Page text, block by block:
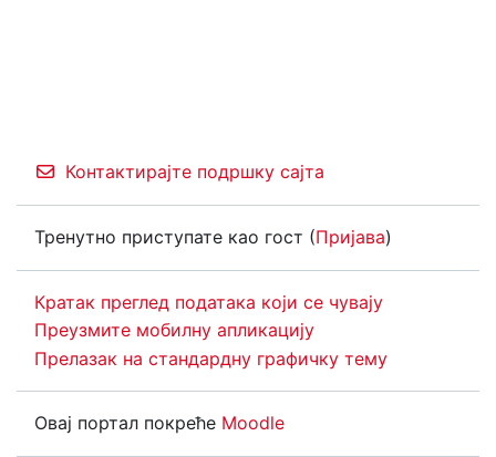
Контактирајте подршку сајта
Тренутно приступате као гост (Пријава)
Кратак преглед података који се чувају
Преузмите мобилну апликацију
Прелазак на стандардну графичку тему
Овај портал покреће Moodle